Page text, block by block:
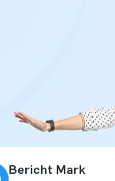
Bericht Mark